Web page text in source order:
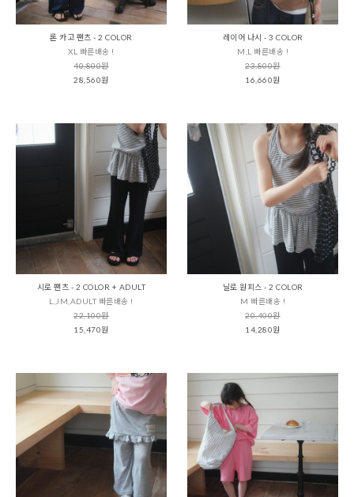
론 카고 팬츠 - 2 COLOR
XL 빠른배송 !
40,800원
28,560원
레이어 나시 - 3 COLOR
M,L 빠른배송 !
23,800원
16,660원
시로 팬츠 - 2 COLOR + ADULT
L,JM,ADULT 빠른배송 !
22,100원
15,470원
닐로 원피스 - 2 COLOR
M 빠른배송 !
20,400원
14,280원